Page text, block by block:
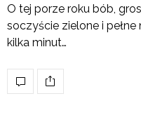
O tej porze roku bób,
soczyście zielone i
kilka minut…